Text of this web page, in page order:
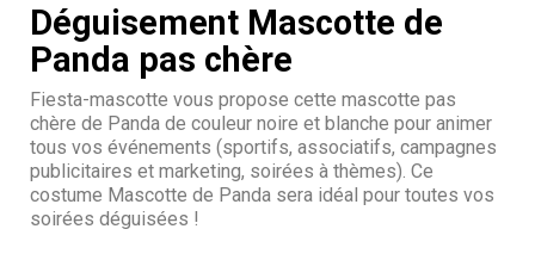
Déguisement Mascotte de
Panda pas chère
Fiesta-mascotte vous propose cette mascotte pas
chère de Panda de couleur noire et blanche pour animer
tous vos événements (sportifs, associatifs, campagnes
publicitaires et marketing, soirées à thèmes). Ce
costume Mascotte de Panda sera idéal pour toutes vos
soirées déguisées !